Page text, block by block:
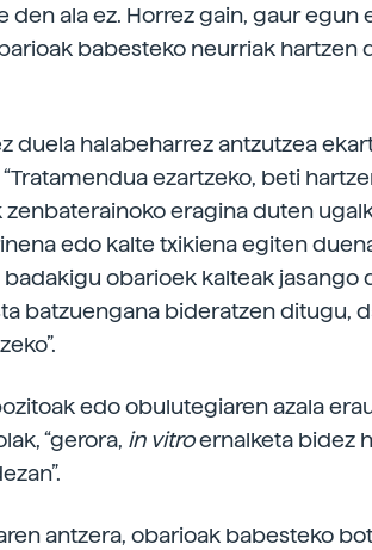
ala ez. Horrez gain, gaur egun
babesteko neurriak hartzen
duela halabeharrez antzutzea
ezartzeko, beti
eragina duten
edo kalte txikiena egiten
badakigu obarioek kalteak jasango
batzuengana bideratzen ditugu,
edo obulutegiaren azala
“gerora, in vitroernalketa bidez
antzera, obarioak babesteko